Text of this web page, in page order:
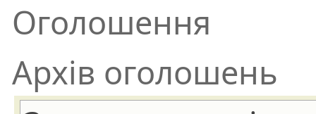
Оголошення
Архів оголошень